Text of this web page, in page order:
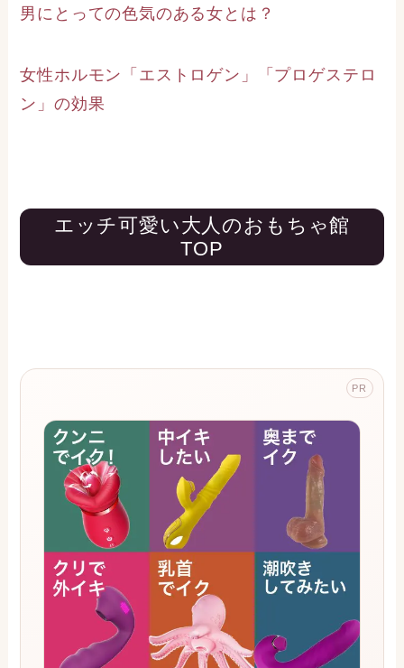
男にとっての色気のある女とは？
女性ホルモン「エストロゲン」「プロゲステロ
ン」の効果
エッチ可愛い大人のおもちゃ館
TOP
PR